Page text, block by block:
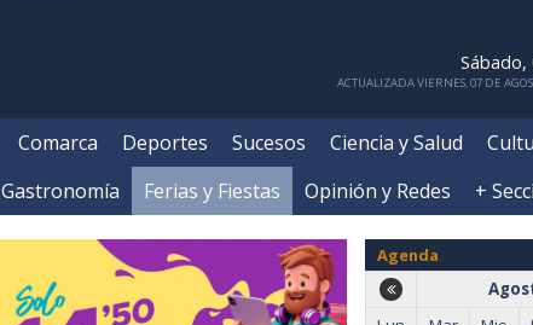
Sábado,
ACTUALIZADA VIERNES, 07 DE
Comarca Deportes Sucesos Ciencia y Salud
Gastronomía Ferias y Fiestas Opinión y Redes +
Agenda